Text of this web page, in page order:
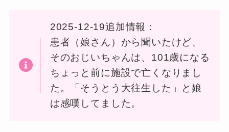
2025-12-19追加情報：
患者（娘さん）から聞いたけど、
そのおじいちゃんは、101歳になる
ちょっと前に施設で亡くなりまし
た。「そうとう大往生した」と娘
は感嘆してました。